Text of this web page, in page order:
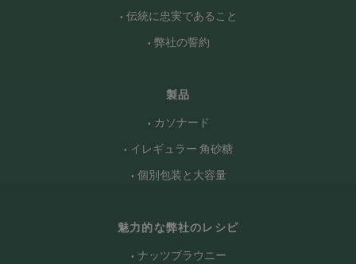
伝統に忠実であること
弊社の誓約
製品
カソナード
イレギュラー 角砂糖
個別包装と大容量
魅力的な弊社のレシピ
ナッツブラウニー